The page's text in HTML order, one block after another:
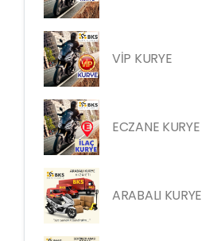
VİP KURYE
ECZANE KURYE
ARABALI KURYE